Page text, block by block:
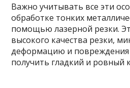
Важно учитывать все эти
обработке тонких
помощью лазерной резки.
высокого качества резки,
деформацию и повреждения
получить гладкий и ровный